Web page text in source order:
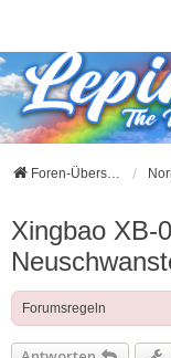
Foren-Übersicht
Xingbao XB-
Forumsregeln